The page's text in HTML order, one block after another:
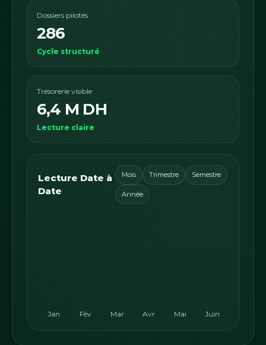
Dossiers pilotés
286
Cycle structuré
Trésorerie visible
6,4 M DH
Lecture claire
Lecture Date à
Date
Mois Trimestre Semestre
Année
Jan Fév Mar Avr Mai Juin